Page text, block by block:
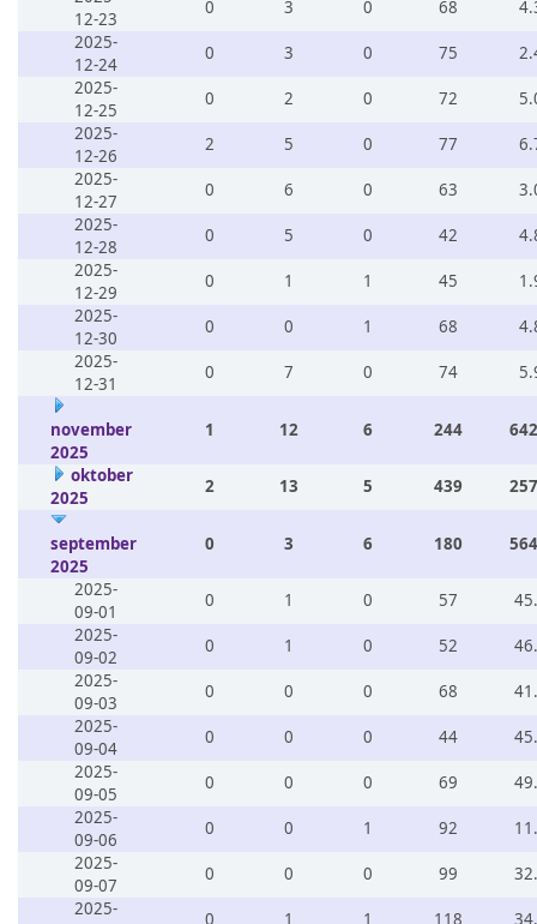
12-23
0 3 0 68
2025-
12-24
0 3 0 75
2025-
12-25
0 2 0 72
2025-
12-26
2 5 0 77
2025-
12-27
0 6 0 63
2025-
12-28
0 5 0 42
2025-
12-29
0 1 1 45
2025-
12-30
0 0 1 68
2025-
12-31
0 7 0 74
november
2025
1 12 6 244
oktober
2025
2 13 5 439
september
2025
0 3 6 180
2025-
09-01
0 1 0 57
2025-
09-02
0 1 0 52
2025-
09-03
0 0 0 68
2025-
09-04
0 0 0 44
2025-
09-05
0 0 0 69
2025-
09-06
0 0 1 92
2025-
09-07
0 0 0 99
2025-
0 1 1 118